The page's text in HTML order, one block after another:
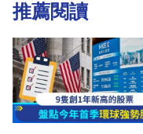
推薦閱讀